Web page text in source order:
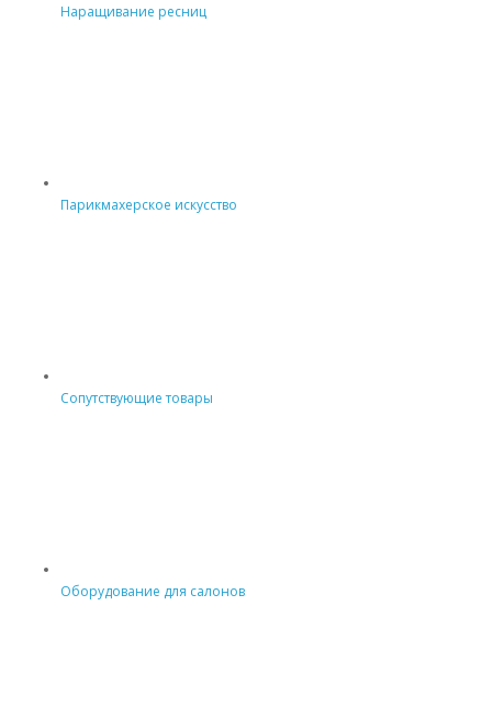
Наращивание ресниц
Парикмахерское искусство
Сопутствующие товары
Оборудование для салонов